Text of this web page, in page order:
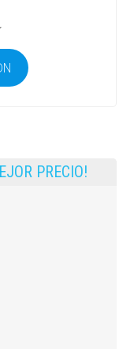
PRECIO!